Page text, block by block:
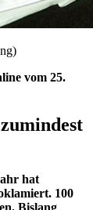
vom 25.
hat
100
Bislang